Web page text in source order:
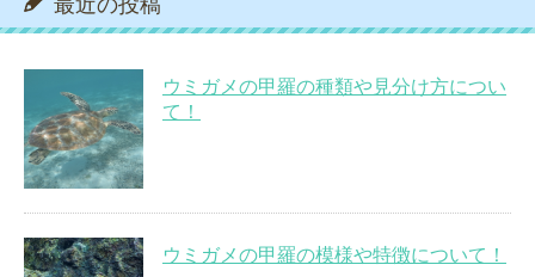
ウミガメの甲羅の種類や見分け方につい
て！
ウミガメの甲羅の模様や特徴について！